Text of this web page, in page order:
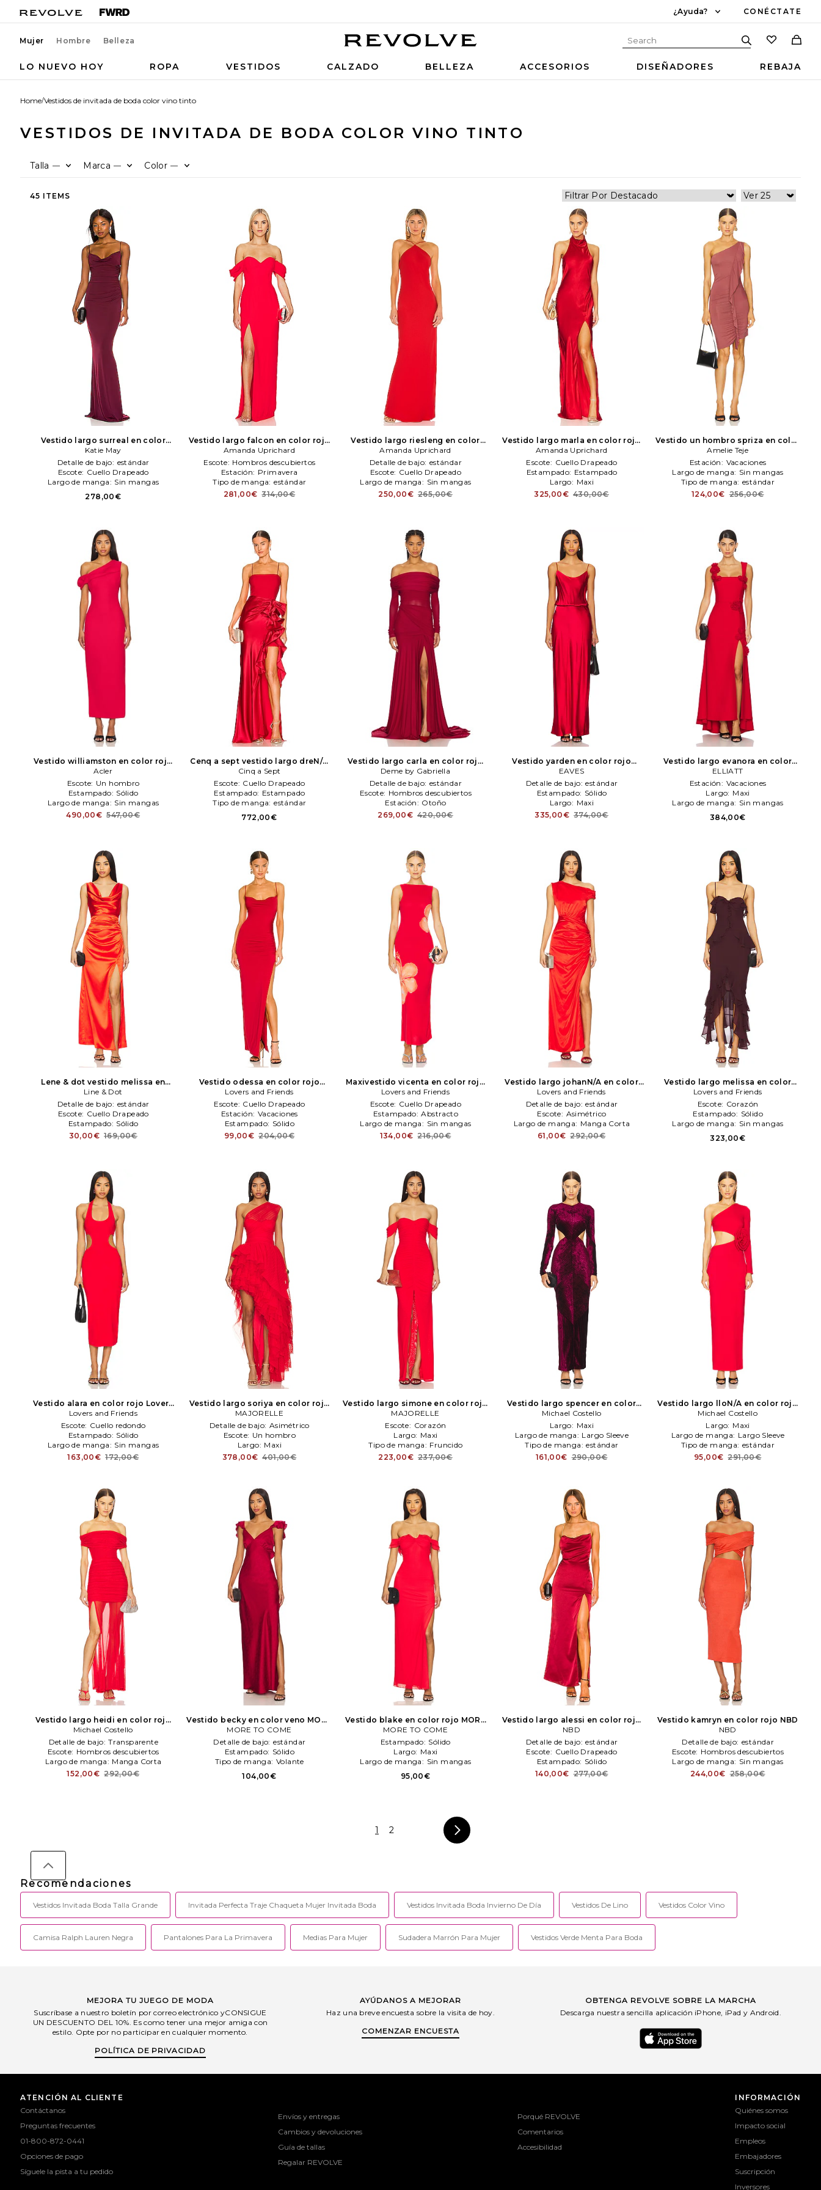
¿Ayuda? CONÉCTATE
Mujer Hombre Belleza
LO NUEVO HOY ROPA VESTIDOS CALZADO BELLEZA ACCESORIOS DISEÑADORES REBAJA
Home/Vestidos de invitada de boda color vino tinto
VESTIDOS DE INVITADA DE BODA COLOR VINO TINTO
Talla — Marca — Color —
45 ITEMS
Vestido largo surreal en color
veno Katie May
Katie May
Detalle de bajo: estándar
Escote: Cuello Drapeado
Largo de manga: Sin mangas
278,00€
Vestido largo falcon en color rojo
Amanda Uprichard
Amanda Uprichard
Escote: Hombros descubiertos
Estación: Primavera
Tipo de manga: estándar
281,00€ 314,00€
Vestido largo riesleng en color
rojo Amanda Uprichard
Amanda Uprichard
Detalle de bajo: estándar
Escote: Cuello Drapeado
Largo de manga: Sin mangas
250,00€ 265,00€
Vestido largo marla en color rojo
Amanda Uprichard
Amanda Uprichard
Escote: Cuello Drapeado
Estampado: Estampado
Largo: Maxi
325,00€ 430,00€
Vestido un hombro spriza en color
rosado Amelie Teje
Amelie Teje
Estación: Vacaciones
Largo de manga: Sin mangas
Tipo de manga: estándar
124,00€ 256,00€
Vestido williamston en color rojo
Acler
Acler
Escote: Un hombro
Estampado: Sólido
Largo de manga: Sin mangas
490,00€ 547,00€
Cenq a sept vestido largo dreN/A
en color rojo Cinq a Sept
Cinq a Sept
Escote: Cuello Drapeado
Estampado: Estampado
Tipo de manga: estándar
772,00€
Vestido largo carla en color rojo
Deme by Gabriella
Deme by Gabriella
Detalle de bajo: estándar
Escote: Hombros descubiertos
Estación: Otoño
269,00€ 420,00€
Vestido yarden en color rojo
EAVES
EAVES
Detalle de bajo: estándar
Estampado: Sólido
Largo: Maxi
335,00€ 374,00€
Vestido largo evanora en color
rojo ELLIATT
ELLIATT
Estación: Vacaciones
Largo: Maxi
Largo de manga: Sin mangas
384,00€
Lene & dot vestido melissa en
color rojo Line & Dot
Line & Dot
Detalle de bajo: estándar
Escote: Cuello Drapeado
Estampado: Sólido
30,00€ 169,00€
Vestido odessa en color rojo
Lovers and Friends
Lovers and Friends
Escote: Cuello Drapeado
Estación: Vacaciones
Estampado: Sólido
99,00€ 204,00€
Maxivestido vicenta en color rojo
Lovers and Friends
Lovers and Friends
Escote: Cuello Drapeado
Estampado: Abstracto
Largo de manga: Sin mangas
134,00€ 216,00€
Vestido largo johanN/A en color
rojo Lovers and Friends
Lovers and Friends
Detalle de bajo: estándar
Escote: Asimétrico
Largo de manga: Manga Corta
61,00€ 292,00€
Vestido largo melissa en color
morado Lovers and Friends
Lovers and Friends
Escote: Corazón
Estampado: Sólido
Largo de manga: Sin mangas
323,00€
Vestido alara en color rojo Lovers
and Friends
Lovers and Friends
Escote: Cuello redondo
Estampado: Sólido
Largo de manga: Sin mangas
163,00€ 172,00€
Vestido largo soriya en color rojo
MAJORELLE
MAJORELLE
Detalle de bajo: Asimétrico
Escote: Un hombro
Largo: Maxi
378,00€ 401,00€
Vestido largo simone en color rojo
MAJORELLE
MAJORELLE
Escote: Corazón
Largo: Maxi
Tipo de manga: Fruncido
223,00€ 237,00€
Vestido largo spencer en color
Borgoña Michael Costello
Michael Costello
Largo: Maxi
Largo de manga: Largo Sleeve
Tipo de manga: estándar
161,00€ 290,00€
Vestido largo lloN/A en color rojo
Michael Costello
Michael Costello
Largo: Maxi
Largo de manga: Largo Sleeve
Tipo de manga: estándar
95,00€ 291,00€
Vestido largo heidi en color rojo
Michael Costello
Michael Costello
Detalle de bajo: Transparente
Escote: Hombros descubiertos
Largo de manga: Manga Corta
152,00€ 292,00€
Vestido becky en color veno MORE
TO COME
MORE TO COME
Detalle de bajo: estándar
Estampado: Sólido
Tipo de manga: Volante
104,00€
Vestido blake en color rojo MORE
TO COME
MORE TO COME
Estampado: Sólido
Largo: Maxi
Largo de manga: Sin mangas
95,00€
Vestido largo alessi en color rojo
NBD
NBD
Detalle de bajo: estándar
Escote: Cuello Drapeado
Estampado: Sólido
140,00€ 277,00€
Vestido kamryn en color rojo NBD
NBD
Detalle de bajo: estándar
Escote: Hombros descubiertos
Largo de manga: Sin mangas
244,00€ 258,00€
1 2
Recomendaciones
Vestidos Invitada Boda Talla Grande Invitada Perfecta Traje Chaqueta Mujer Invitada Boda Vestidos Invitada Boda Invierno De Día Vestidos De Lino Vestidos Color Vino
Camisa Ralph Lauren Negra Pantalones Para La Primavera Medias Para Mujer Sudadera Marrón Para Mujer Vestidos Verde Menta Para Boda
MEJORA TU JUEGO DE MODA
Suscríbase a nuestro boletín por correo electrónico yCONSIGUE
UN DESCUENTO DEL 10%. Es como tener una mejor amiga con
estilo. Opte por no participar en cualquier momento.
POLÍTICA DE PRIVACIDAD
AYÚDANOS A MEJORAR
Haz una breve encuesta sobre la visita de hoy.
COMENZAR ENCUESTA
OBTENGA REVOLVE SOBRE LA MARCHA
Descarga nuestra sencilla aplicación iPhone, iPad y Android.
ATENCIÓN AL CLIENTE
Contáctanos
Preguntas frecuentes
01-800-872-0441
Opciones de pago
Síguele la pista a tu pedido
Envíos y entregas
Cambios y devoluciones
Guía de tallas
Regalar REVOLVE
Porqué REVOLVE
Comentarios
Accesibilidad
INFORMACIÓN
Quiénes somos
Impacto social
Empleos
Embajadores
Suscripción
Inversores